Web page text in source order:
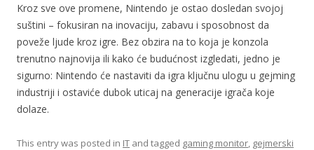
Kroz sve ove promene, Nintendo je ostao dosledan svojoj
suštini – fokusiran na inovaciju, zabavu i sposobnost da
poveže ljude kroz igre. Bez obzira na to koja je konzola
trenutno najnovija ili kako će budućnost izgledati, jedno je
sigurno: Nintendo će nastaviti da igra ključnu ulogu u gejming
industriji i ostaviće dubok uticaj na generacije igrača koje
dolaze.
This entry was posted in IT and tagged gaming monitor, gejmerski